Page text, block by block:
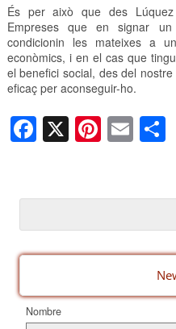
És per això que des
Empreses que en signar
condicionin les mateixes a
econòmics, i en el cas que
el benefici social, des del
eficaç per aconseguir-ho.
F
a
e
b
o
k
X Pi
nt
e
st
E
m
C
Nombre